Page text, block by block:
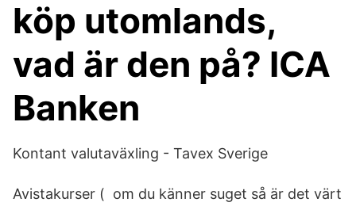
köp utomlands,
vad är den på? ICA
Banken
Kontant valutaväxling - Tavex Sverige
Avistakurser ( om du känner suget så är det värt